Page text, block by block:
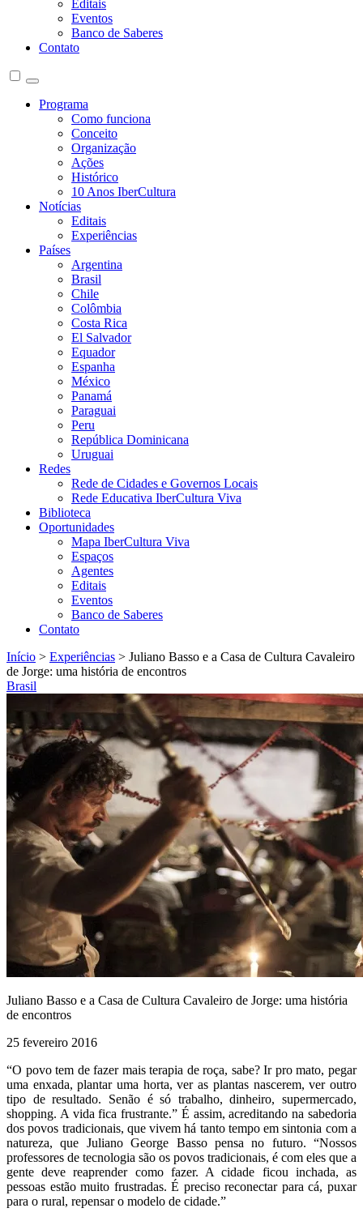
Editais
Eventos
Banco de Saberes
Contato
Programa
Como funciona
Conceito
Organização
Ações
Histórico
10 Anos IberCultura
Notícias
Editais
Experiências
Países
Argentina
Brasil
Chile
Colômbia
Costa Rica
El Salvador
Equador
Espanha
México
Panamá
Paraguai
Peru
República Dominicana
Uruguai
Redes
Rede de Cidades e Governos Locais
Rede Educativa IberCultura Viva
Biblioteca
Oportunidades
Mapa IberCultura Viva
Espaços
Agentes
Editais
Eventos
Banco de Saberes
Contato
Início > Experiências > Juliano Basso e a Casa de Cultura Cavaleiro
de Jorge: uma história de encontros
Brasil
Juliano Basso e a Casa de Cultura Cavaleiro de Jorge: uma história
de encontros
25 fevereiro 2016
“O povo tem de fazer mais terapia de roça, sabe? Ir pro mato, pegar
uma enxada, plantar uma horta, ver as plantas nascerem, ver outro
tipo de resultado. Senão é só trabalho, dinheiro, supermercado,
shopping. A vida fica frustrante.” É assim, acreditando na sabedoria
dos povos tradicionais, que vivem há tanto tempo em sintonia com a
natureza, que Juliano George Basso pensa no futuro. “Nossos
professores de tecnologia são os povos tradicionais, é com eles que a
gente deve reaprender como fazer. A cidade ficou inchada, as
pessoas estão muito frustradas. É preciso reconectar para cá, puxar
para o rural, repensar o modelo de cidade.”